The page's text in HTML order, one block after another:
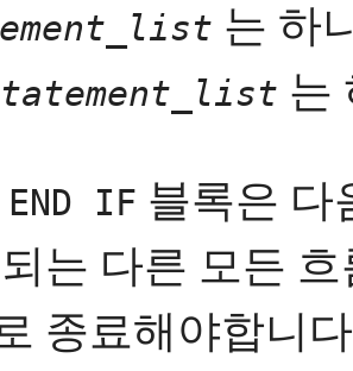
는 하
는
IF 블록은 다
는 다른 모든
종료해야합니